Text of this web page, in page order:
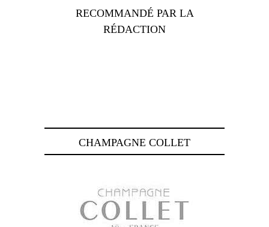
RECOMMANDÉ PAR LA
RÉDACTION
CHAMPAGNE COLLET